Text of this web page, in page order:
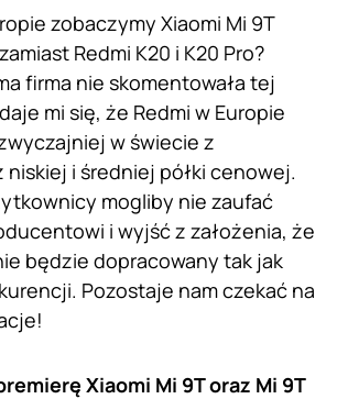
zobaczymy Xiaomi Mi 9T
Redmi K20 i K20 Pro?
firma nie skomentowała tej
mi się, że Redmi w Europie
w świecie z
niskiej i średniej półki cenowej.
mogliby nie zaufać
i wyjść z założenia, że
będzie dopracowany tak jak
Pozostaje nam czekać na
Xiaomi Mi 9T oraz Mi 9T